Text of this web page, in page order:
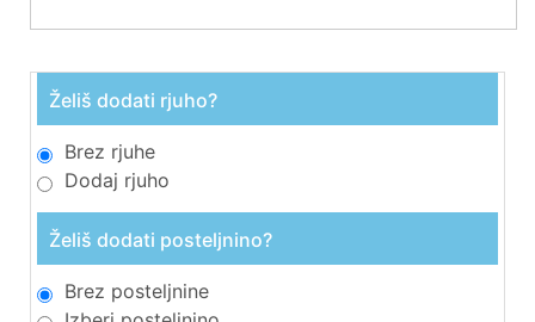
Želiš dodati rjuho?
Brez rjuhe
Dodaj rjuho
Želiš dodati posteljnino?
Brez posteljnine